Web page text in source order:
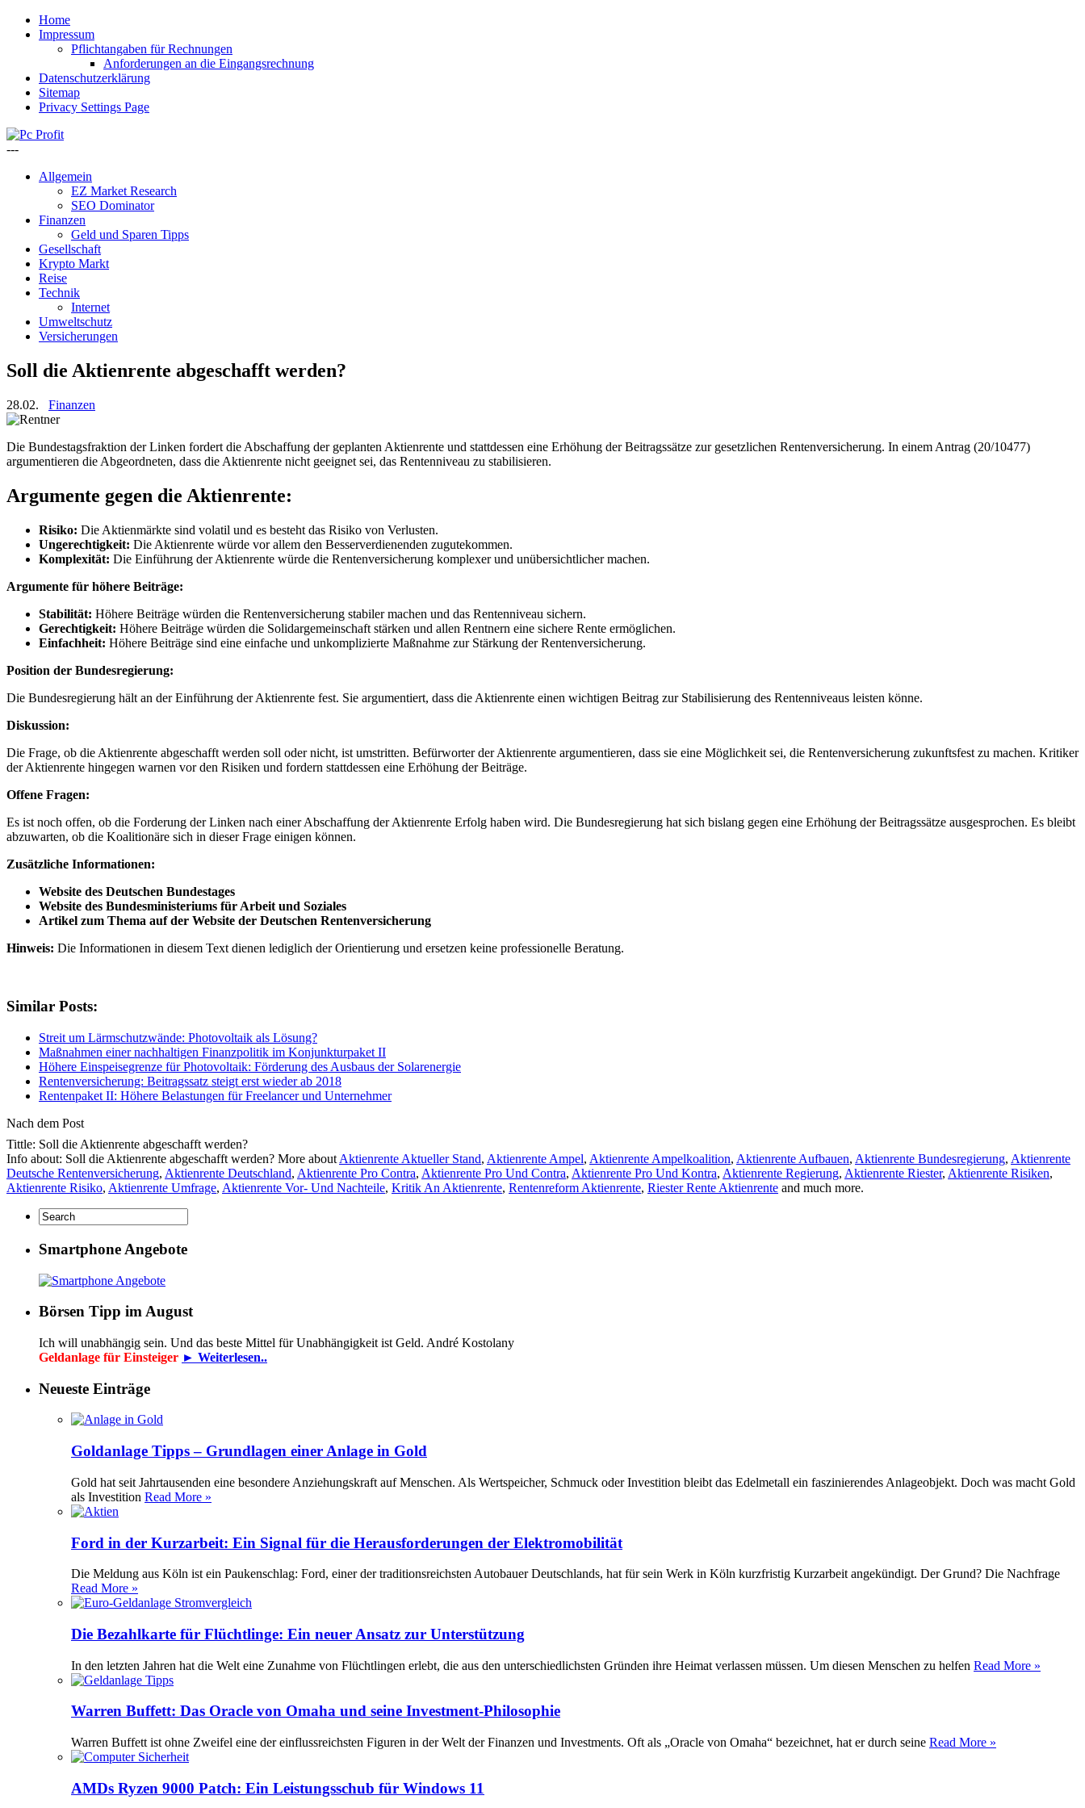
Home
Impressum
Pflichtangaben für Rechnungen
Anforderungen an die Eingangsrechnung
Datenschutzerklärung
Sitemap
Privacy Settings Page
---
Allgemein
EZ Market Research
SEO Dominator
Finanzen
Geld und Sparen Tipps
Gesellschaft
Krypto Markt
Reise
Technik
Internet
Umweltschutz
Versicherungen
Soll die Aktienrente abgeschafft werden?
28.02. Finanzen
Die Bundestagsfraktion der Linken fordert die Abschaffung der geplanten Aktienrente und stattdessen eine Erhöhung der Beitragssätze zur gesetzlichen Rentenversicherung. In einem Antrag (20/10477)
argumentieren die Abgeordneten, dass die Aktienrente nicht geeignet sei, das Rentenniveau zu stabilisieren.
Argumente gegen die Aktienrente:
Risiko: Die Aktienmärkte sind volatil und es besteht das Risiko von Verlusten.
Ungerechtigkeit: Die Aktienrente würde vor allem den Besserverdienenden zugutekommen.
Komplexität: Die Einführung der Aktienrente würde die Rentenversicherung komplexer und unübersichtlicher machen.
Argumente für höhere Beiträge:
Stabilität: Höhere Beiträge würden die Rentenversicherung stabiler machen und das Rentenniveau sichern.
Gerechtigkeit: Höhere Beiträge würden die Solidargemeinschaft stärken und allen Rentnern eine sichere Rente ermöglichen.
Einfachheit: Höhere Beiträge sind eine einfache und unkomplizierte Maßnahme zur Stärkung der Rentenversicherung.
Position der Bundesregierung:
Die Bundesregierung hält an der Einführung der Aktienrente fest. Sie argumentiert, dass die Aktienrente einen wichtigen Beitrag zur Stabilisierung des Rentenniveaus leisten könne.
Diskussion:
Die Frage, ob die Aktienrente abgeschafft werden soll oder nicht, ist umstritten. Befürworter der Aktienrente argumentieren, dass sie eine Möglichkeit sei, die Rentenversicherung zukunftsfest zu machen. Kritiker
der Aktienrente hingegen warnen vor den Risiken und fordern stattdessen eine Erhöhung der Beiträge.
Offene Fragen:
Es ist noch offen, ob die Forderung der Linken nach einer Abschaffung der Aktienrente Erfolg haben wird. Die Bundesregierung hat sich bislang gegen eine Erhöhung der Beitragssätze ausgesprochen. Es bleibt
abzuwarten, ob die Koalitionäre sich in dieser Frage einigen können.
Zusätzliche Informationen:
Website des Deutschen Bundestages
Website des Bundesministeriums für Arbeit und Soziales
Artikel zum Thema auf der Website der Deutschen Rentenversicherung
Hinweis: Die Informationen in diesem Text dienen lediglich der Orientierung und ersetzen keine professionelle Beratung.
Similar Posts:
Streit um Lärmschutzwände: Photovoltaik als Lösung?
Maßnahmen einer nachhaltigen Finanzpolitik im Konjunkturpaket II
Höhere Einspeisegrenze für Photovoltaik: Förderung des Ausbaus der Solarenergie
Rentenversicherung: Beitragssatz steigt erst wieder ab 2018
Rentenpaket II: Höhere Belastungen für Freelancer und Unternehmer
Nach dem Post
Tittle: Soll die Aktienrente abgeschafft werden?
Info about: Soll die Aktienrente abgeschafft werden? More about Aktienrente Aktueller Stand, Aktienrente Ampel, Aktienrente Ampelkoalition, Aktienrente Aufbauen, Aktienrente Bundesregierung, Aktienrente
Deutsche Rentenversicherung, Aktienrente Deutschland, Aktienrente Pro Contra, Aktienrente Pro Und Contra, Aktienrente Pro Und Kontra, Aktienrente Regierung, Aktienrente Riester, Aktienrente Risiken,
Aktienrente Risiko, Aktienrente Umfrage, Aktienrente Vor- Und Nachteile, Kritik An Aktienrente, Rentenreform Aktienrente, Riester Rente Aktienrente and much more.
Smartphone Angebote
Börsen Tipp im August
Ich will unabhängig sein. Und das beste Mittel für Unabhängigkeit ist Geld. André Kostolany
Geldanlage für Einsteiger ► Weiterlesen..
Neueste Einträge
Goldanlage Tipps – Grundlagen einer Anlage in Gold
Gold hat seit Jahrtausenden eine besondere Anziehungskraft auf Menschen. Als Wertspeicher, Schmuck oder Investition bleibt das Edelmetall ein faszinierendes Anlageobjekt. Doch was macht Gold
als Investition Read More »
Ford in der Kurzarbeit: Ein Signal für die Herausforderungen der Elektromobilität
Die Meldung aus Köln ist ein Paukenschlag: Ford, einer der traditionsreichsten Autobauer Deutschlands, hat für sein Werk in Köln kurzfristig Kurzarbeit angekündigt. Der Grund? Die Nachfrage
Read More »
Die Bezahlkarte für Flüchtlinge: Ein neuer Ansatz zur Unterstützung
In den letzten Jahren hat die Welt eine Zunahme von Flüchtlingen erlebt, die aus den unterschiedlichsten Gründen ihre Heimat verlassen müssen. Um diesen Menschen zu helfen Read More »
Warren Buffett: Das Oracle von Omaha und seine Investment-Philosophie
Warren Buffett ist ohne Zweifel eine der einflussreichsten Figuren in der Welt der Finanzen und Investments. Oft als „Oracle von Omaha“ bezeichnet, hat er durch seine Read More »
AMDs Ryzen 9000 Patch: Ein Leistungsschub für Windows 11